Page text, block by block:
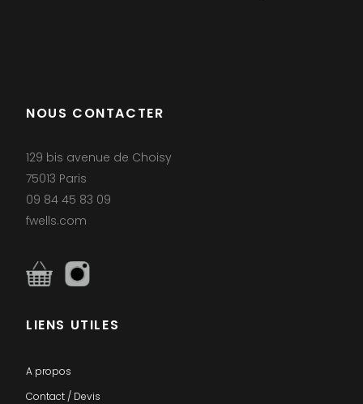
NOUS CONTACTER
129 bis avenue de Choisy
75013 Paris
09 84 45 83 09
fwells.com
LIENS UTILES
A propos
Contact / Devis